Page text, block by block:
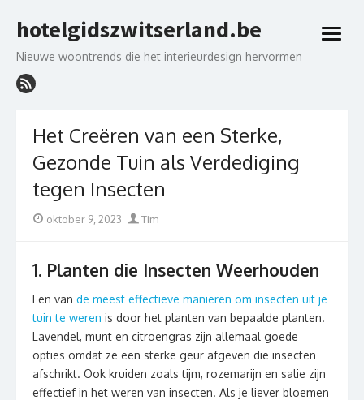
to
hotelgidszwitserland.be
Nieuwe woontrends die het interieurdesign hervormen
open
Het Creëren van een Sterke,
Gezonde Tuin als Verdediging
tegen Insecten
Posted
oktober 9, 2023 Author
Tim
1. Planten die Insecten Weerhouden
Een van de meest effectieve manieren om insecten uit je
tuin te weren is door het planten van bepaalde planten.
Lavendel, munt en citroengras zijn allemaal goede
opties omdat ze een sterke geur afgeven die insecten
afschrikt. Ook kruiden zoals tijm, rozemarijn en salie zijn
effectief in het weren van insecten. Als je liever bloemen